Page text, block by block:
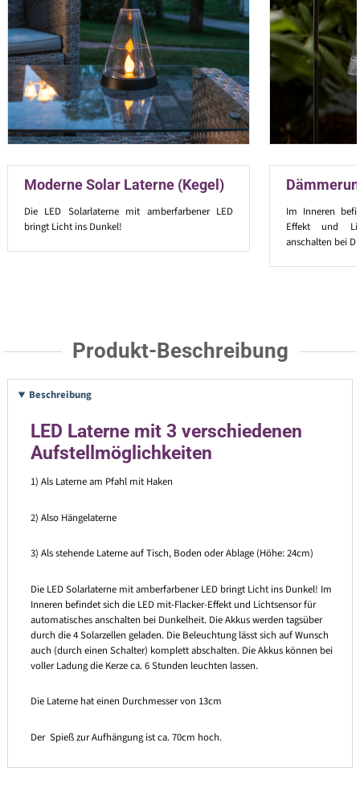
Moderne Solar Laterne (Kegel)
Die LED Solarlaterne mit amberfarbener LED
bringt Licht ins Dunkel!
Im Inneren
Effekt und
anschalten bei
Produkt-Beschreibung
Beschreibung
LED Laterne mit 3 verschiedenen
Aufstellmöglichkeiten
1) Als Laterne am Pfahl mit Haken
2) Also Hängelaterne
3) Als stehende Laterne auf Tisch, Boden oder Ablage (Höhe: 24cm)
Die LED Solarlaterne mit amberfarbener LED bringt Licht ins Dunkel! Im
Inneren befindet sich die LED mit-Flacker-Effekt und Lichtsensor für
automatisches anschalten bei Dunkelheit. Die Akkus werden tagsüber
durch die 4 Solarzellen geladen. Die Beleuchtung lässt sich auf Wunsch
auch (durch einen Schalter) komplett abschalten. Die Akkus können bei
voller Ladung die Kerze ca. 6 Stunden leuchten lassen.
Die Laterne hat einen Durchmesser von 13cm
Der Spieß zur Aufhängung ist ca. 70cm hoch.